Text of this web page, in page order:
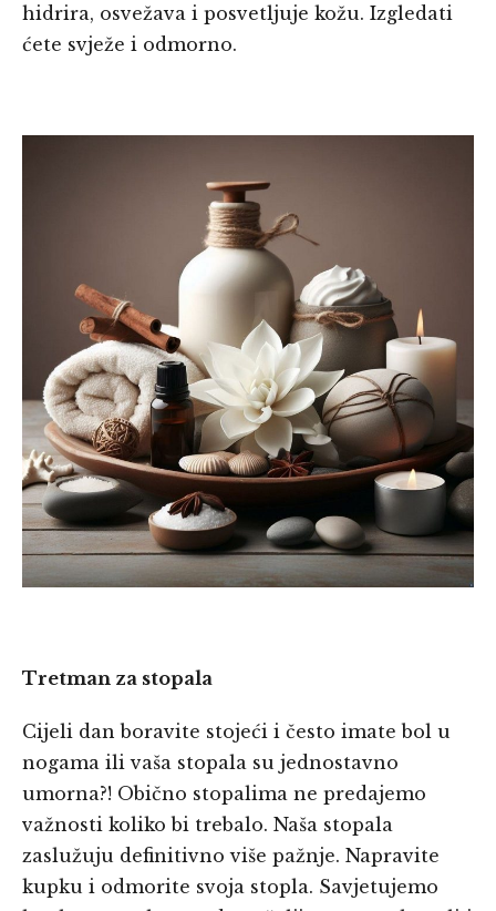
hidrira, osvežava i posvetljuje kožu. Izgledati
ćete svježe i odmorno.
Tretman za stopala
Cijeli dan boravite stojeći i često imate bol u
nogama ili vaša stopala su jednostavno
umorna?! Obično stopalima ne predajemo
važnosti koliko bi trebalo. Naša stopala
zaslužuju definitivno više pažnje. Napravite
kupku i odmorite svoja stopla. Savjetujemo